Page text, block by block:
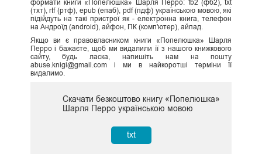
формати книги «Попелюшка» Шарля Перро: fb2 (фб2), txt
(тхт), rtf (ртф), epub (епаб), pdf (пдф) українською мовою, які
підійдуть на такі пристрої як - електронна книга, телефон
на Андроїд (android), айфон, ПК (комп'ютер), айпад.
Якщо ви є правовласником книги «Попелюшка» Шарля
Перро і бажаєте, щоб ми видалили її з нашого книжкового
сайту, будь ласка, напишіть нам на пошту
abuse.knigi@gmail.com і ми в найкоротші терміни її
видалимо.
Скачати безкоштово книгу «Попелюшка»
Шарля Перро українською мовою
txt